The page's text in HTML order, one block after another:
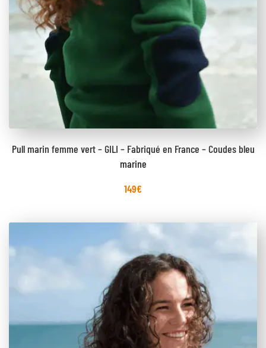
Pull marin femme vert – GILI – Fabriqué en France – Coudes bleu
marine
149€